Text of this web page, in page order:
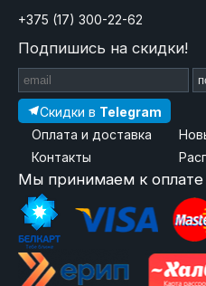
+375 (17) 300-22-62
Подпишись на скидки!
Скидки в Telegram
Оплата и доставка
Контакты
Мы принимаем к оплате